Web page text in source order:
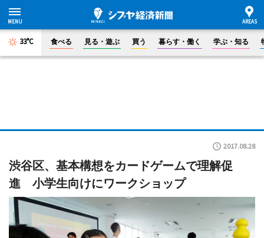
33°C 食べる 見る・遊ぶ 買う 暮らす・働く 学ぶ・知る
2017.08.28
渋谷区、基本構想をカードゲームで理解促
進 小学生向けにワークショップ